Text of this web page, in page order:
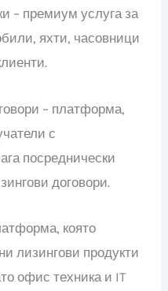
– премиум услуга за
яхти, часовници
– платформа,
с
посреднически
договори.
която
лизингови продукти
офис техника и IT